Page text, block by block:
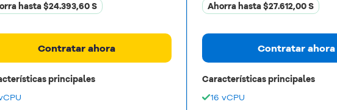
hasta$24.393,60 S
Contratar ahora
principales
Ahorra hasta$27.612,00 S
Contratar ahora
Características principales
16 vCPU